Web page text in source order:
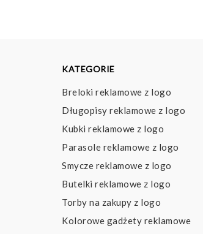
KATEGORIE
Breloki reklamowe z logo
Długopisy reklamowe z logo
Kubki reklamowe z logo
Parasole reklamowe z logo
Smycze reklamowe z logo
Butelki reklamowe z logo
Torby na zakupy z logo
Kolorowe gadżety reklamowe